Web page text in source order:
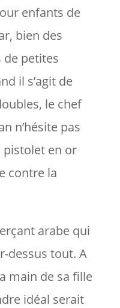
enfants de
bien des
petites
il s’agit de
le chef
n’hésite pas
pistolet en or
contre la
arabe qui
dessus tout. A
main de sa fille
idéal serait